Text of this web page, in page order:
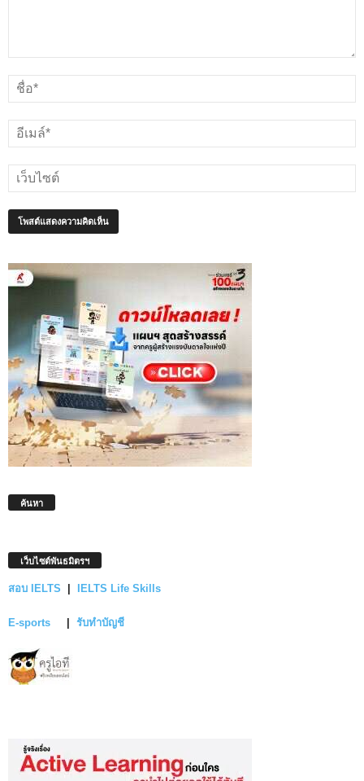
ค้นหา
เว็บไซต์พันธมิตรฯ
สอบ IELTS | IELTS Life Skills
E-sports | รับทำบัญชี